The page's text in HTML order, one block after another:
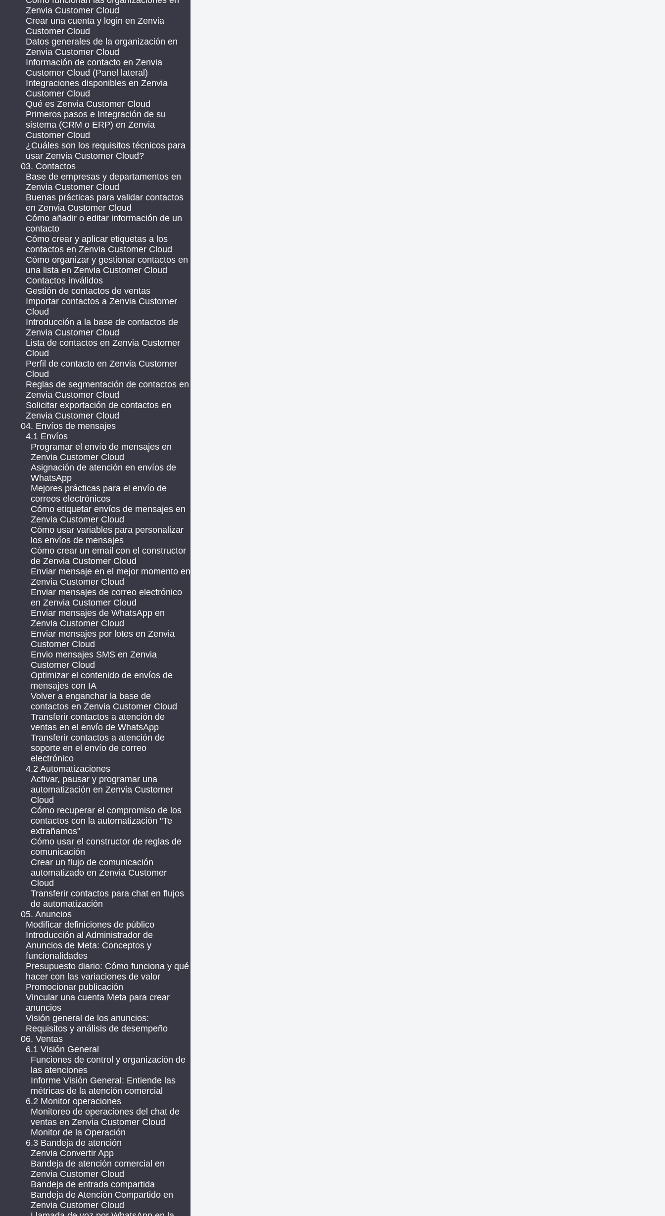
Zenvia Customer Cloud
Crear una cuenta y login en Zenvia
Customer Cloud
Datos generales de la organización en
Zenvia Customer Cloud
Información de contacto en Zenvia
Customer Cloud (Panel lateral)
Integraciones disponibles en Zenvia
Customer Cloud
Qué es Zenvia Customer Cloud
Primeros pasos e Integración de su
sistema (CRM o ERP) en Zenvia
Customer Cloud
¿Cuáles son los requisitos técnicos para
usar Zenvia Customer Cloud?
03. Contactos
Base de empresas y departamentos en
Zenvia Customer Cloud
Buenas prácticas para validar contactos
en Zenvia Customer Cloud
Cómo añadir o editar información de un
contacto
Cómo crear y aplicar etiquetas a los
contactos en Zenvia Customer Cloud
Cómo organizar y gestionar contactos en
una lista en Zenvia Customer Cloud
Contactos inválidos
Gestión de contactos de ventas
Importar contactos a Zenvia Customer
Cloud
Introducción a la base de contactos de
Zenvia Customer Cloud
Lista de contactos en Zenvia Customer
Cloud
Perfil de contacto en Zenvia Customer
Cloud
Reglas de segmentación de contactos en
Zenvia Customer Cloud
Solicitar exportación de contactos en
Zenvia Customer Cloud
04. Envíos de mensajes
4.1 Envíos
Programar el envío de mensajes en
Zenvia Customer Cloud
Asignación de atención en envíos de
WhatsApp
Mejores prácticas para el envío de
correos electrónicos
Cómo etiquetar envíos de mensajes en
Zenvia Customer Cloud
Cómo usar variables para personalizar
los envíos de mensajes
Cómo crear un email con el constructor
de Zenvia Customer Cloud
Enviar mensaje en el mejor momento en
Zenvia Customer Cloud
Enviar mensajes de correo electrónico
en Zenvia Customer Cloud
Enviar mensajes de WhatsApp en
Zenvia Customer Cloud
Enviar mensajes por lotes en Zenvia
Customer Cloud
Envio mensajes SMS en Zenvia
Customer Cloud
Optimizar el contenido de envíos de
mensajes con IA
Volver a enganchar la base de
contactos en Zenvia Customer Cloud
Transferir contactos a atención de
ventas en el envío de WhatsApp
Transferir contactos a atención de
soporte en el envío de correo
electrónico
4.2 Automatizaciones
Activar, pausar y programar una
automatización en Zenvia Customer
Cloud
Cómo recuperar el compromiso de los
contactos con la automatización "Te
extrañamos"
Cómo usar el constructor de reglas de
comunicación
Crear un flujo de comunicación
automatizado en Zenvia Customer
Cloud
Transferir contactos para chat en flujos
de automatización
05. Anuncios
Modificar definiciones de público
Introducción al Administrador de
Anuncios de Meta: Conceptos y
funcionalidades
Presupuesto diario: Cómo funciona y qué
hacer con las variaciones de valor
Promocionar publicación
Vincular una cuenta Meta para crear
anuncios
Visión general de los anuncios:
Requisitos y análisis de desempeño
06. Ventas
6.1 Visión General
Funciones de control y organización de
las atenciones
Informe Visión General: Entiende las
métricas de la atención comercial
6.2 Monitor operaciones
Monitoreo de operaciones del chat de
ventas en Zenvia Customer Cloud
Monitor de la Operación
6.3 Bandeja de atención
Zenvia Convertir App
Bandeja de atención comercial en
Zenvia Customer Cloud
Bandeja de entrada compartida
Bandeja de Atención Compartido en
Zenvia Customer Cloud